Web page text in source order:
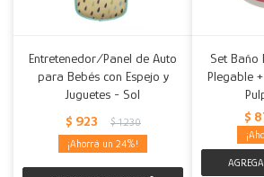
Entretenedor/Panel de Auto
para Bebés con Espejo y
Juguetes - Sol
$ 923 $ 1.230
24
Set Baño
Plegable
$